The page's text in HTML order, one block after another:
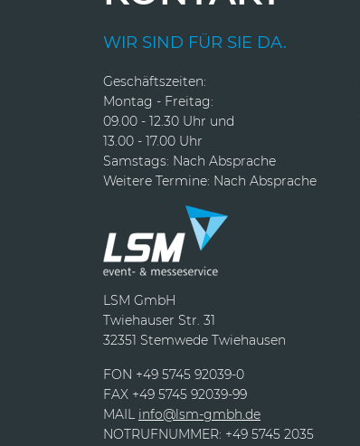
WIR SIND FÜR SIE DA.
Geschäftszeiten:
Montag - Freitag:
09.00 - 12.30 Uhr und
13.00 - 17.00 Uhr
Samstags: Nach Absprache
Weitere Termine: Nach Absprache
LSM GmbH
Twiehauser Str. 31
32351 Stemwede Twiehausen
FON +49 5745 92039-0
FAX +49 5745 92039-99
MAIL info@lsm-gmbh.de
NOTRUFNUMMER: +49 5745 2035